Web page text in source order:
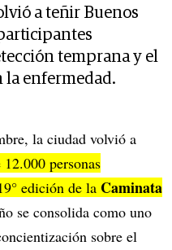
a teñir Buenos
temprana y el
la enfermedad.
la ciudad volvió a
personas
edición de la Caminata
se consolida como uno
sobre el